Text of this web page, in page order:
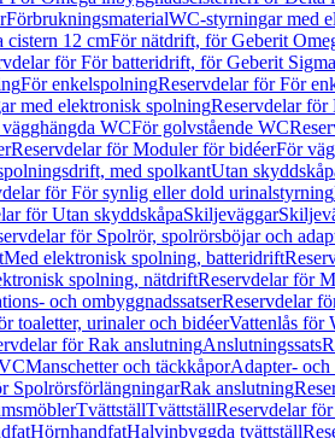
FörbrukningsmaterialWC-styrningar med
cistern 12 cmFör nätdrift, för Geberit
för För batteridrift, för Geberit
För enkelspolningReservdelar för För
med elektronisk spolningReservdelar
WCFör golvstående WC
Reservdelar för Moduler för bidéerFör
med spolkantUtan
för För synlig eller dold urinalstyrning
för Utan skyddskåpaSkiljeväggar
för Spolrör, spolrörsböjar och
Med elektronisk spolning, batteridrift
spolning, nätdriftReservdelar för
och ombyggnadssatserReservdelar
toaletter, urinaler och bidéerVattenlås för
för Rak anslutningAnslutningssats
Manschetter och täckkåporAdapter-
SpolrörsförlängningarRak anslutning
TvättställTvättställReservdelar
HörnhandfatHalvinbyggda tvättställ